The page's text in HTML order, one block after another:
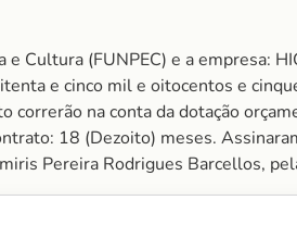
Cultura (FUNPEC) e a empresa:
e cinco mil e oitocentos e
correrão na conta da dotação
18 (Dezoito) meses.
Pereira Rodrigues Barcellos,